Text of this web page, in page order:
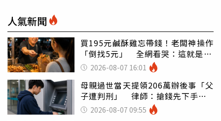
人氣新聞
買195元鹹酥雞忘帶錢！老闆神操作
「倒找5元」 全網看哭：這就是台
灣 2026-08-07 16:01
母親過世當天提領206萬辦後事「父
子遭判刑」 律師：搶錢先下手是
罪 2026-08-07 09:55